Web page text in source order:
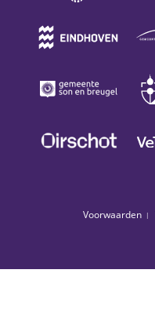
Voorwaarden